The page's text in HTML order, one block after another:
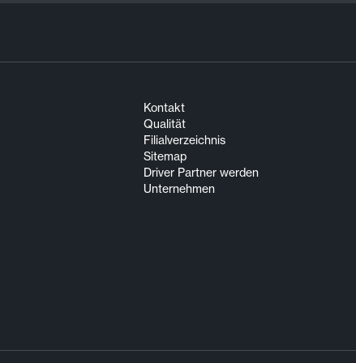
Kontakt
Qualität
Filialverzeichnis
Sitemap
Driver Partner werden
Unternehmen